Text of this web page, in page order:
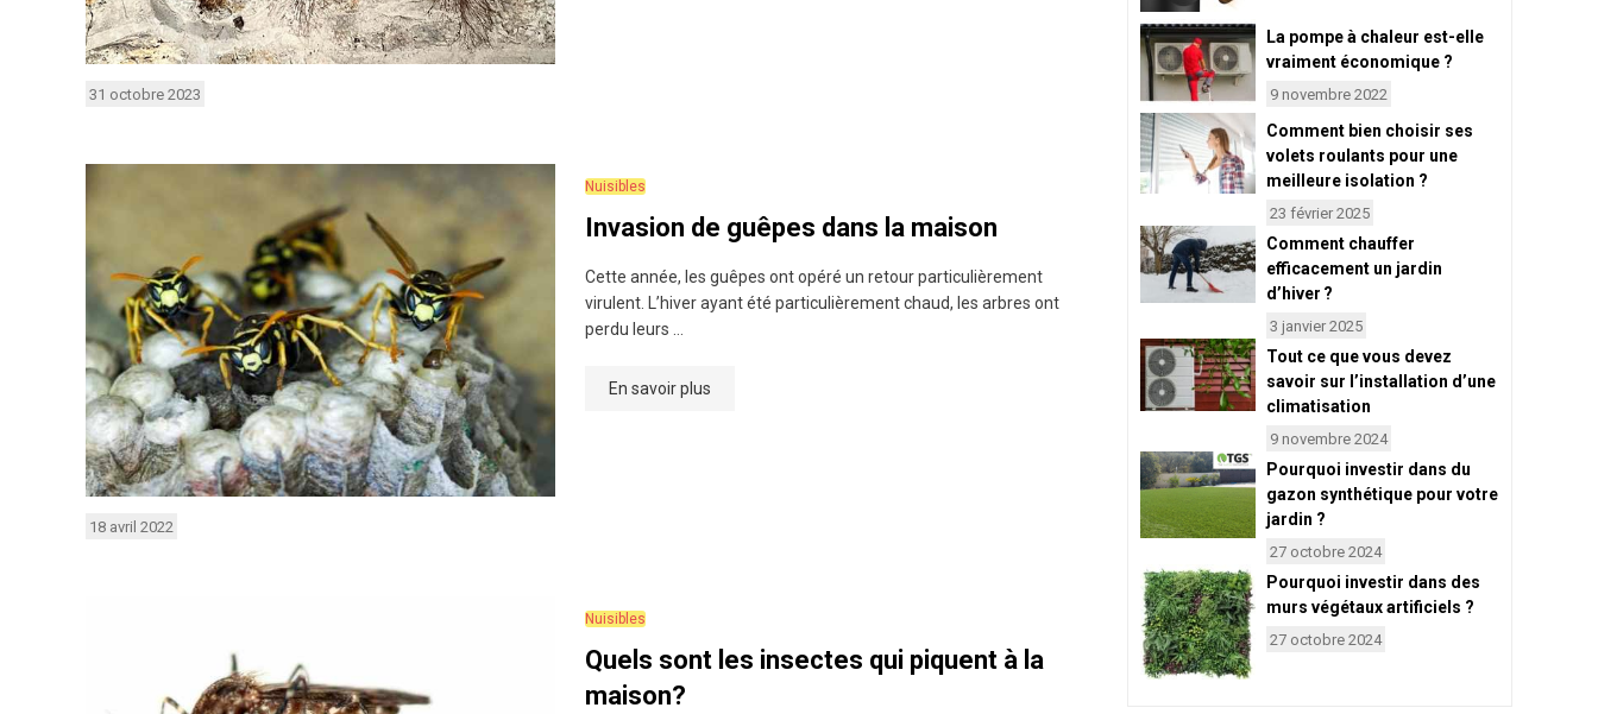
31 octobre 2023
Nuisibles
Invasion de guêpes dans la maison
Cette année, les guêpes ont opéré un retour particulièrement
virulent. L’hiver ayant été particulièrement chaud, les arbres ont
perdu leurs …
En savoir plus
18 avril 2022
Nuisibles
Quels sont les insectes qui piquent à la
maison?
La pompe à chaleur est-elle
vraiment économique ?
9 novembre 2022
Comment bien choisir ses
volets roulants pour une
meilleure isolation ?
23 février 2025
Comment chauffer
efficacement un jardin
d’hiver ?
3 janvier 2025
Tout ce que vous devez
savoir sur l’installation d’une
climatisation
9 novembre 2024
Pourquoi investir dans du
gazon synthétique pour votre
jardin ?
27 octobre 2024
Pourquoi investir dans des
murs végétaux artificiels ?
27 octobre 2024